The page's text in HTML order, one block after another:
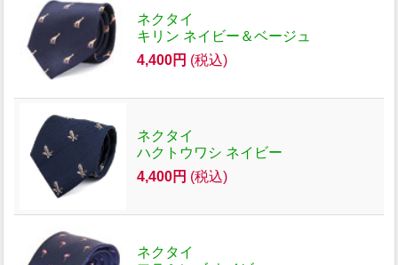
ネクタイ
キリン ネイビー＆ベージュ
4,400円 (税込)
ネクタイ
ハクトウワシ ネイビー
4,400円 (税込)
ネクタイ